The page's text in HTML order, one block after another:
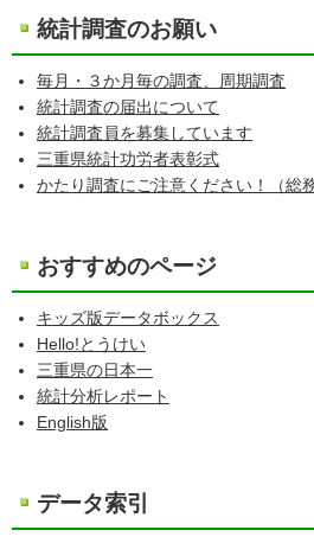
統計調査のお願い
毎月・３か月毎の調査、周期調査
統計調査の届出について
統計調査員を募集しています
三重県統計功労者表彰式
かたり調査にご注意ください！（総
おすすめのページ
キッズ版データボックス
Hello!とうけい
三重県の日本一
統計分析レポート
English版
データ索引